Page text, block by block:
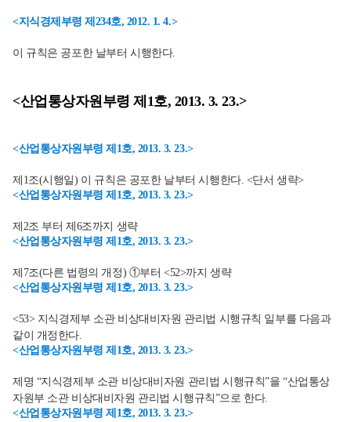
<지식경제부령 제234호, 2012. 1. 4.>
이 규칙은 공포한 날부터 시행한다.
<산업통상자원부령 제1호, 2013. 3. 23.>
<산업통상자원부령 제1호, 2013. 3. 23.>
제1조(시행일) 이 규칙은 공포한 날부터 시행한다. <단서 생략>
<산업통상자원부령 제1호, 2013. 3. 23.>
제2조 부터 제6조까지 생략
<산업통상자원부령 제1호, 2013. 3. 23.>
제7조(다른 법령의 개정) ①부터 <52>까지 생략
<산업통상자원부령 제1호, 2013. 3. 23.>
<53> 지식경제부 소관 비상대비자원 관리법 시행규칙 일부를 다음과
같이 개정한다.
<산업통상자원부령 제1호, 2013. 3. 23.>
제명 “지식경제부 소관 비상대비자원 관리법 시행규칙”을 “산업통상
자원부 소관 비상대비자원 관리법 시행규칙”으로 한다.
<산업통상자원부령 제1호, 2013. 3. 23.>